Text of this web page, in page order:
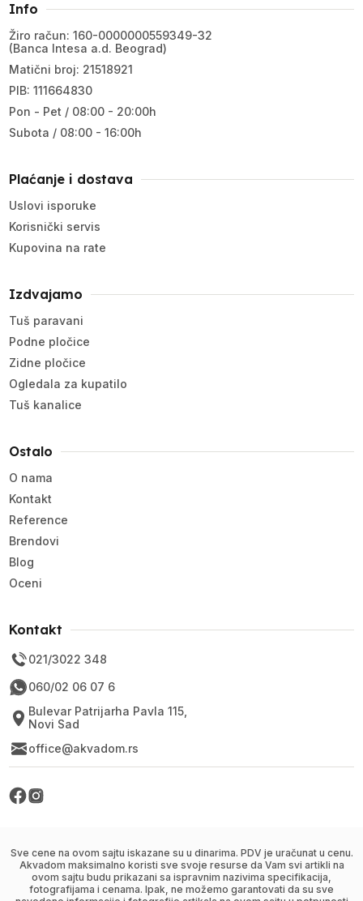
Info
Žiro račun: 160-0000000559349-32
(Banca Intesa a.d. Beograd)
Matični broj: 21518921
PIB: 111664830
Pon - Pet / 08:00 - 20:00h
Subota / 08:00 - 16:00h
Plaćanje i dostava
Uslovi isporuke
Korisnički servis
Kupovina na rate
Izdvajamo
Tuš paravani
Podne pločice
Zidne pločice
Ogledala za kupatilo
Tuš kanalice
Ostalo
O nama
Kontakt
Reference
Brendovi
Blog
Oceni
Kontakt
021/3022 348
060/02 06 07 6
Bulevar Patrijarha Pavla 115,
Novi Sad
office@akvadom.rs
Sve cene na ovom sajtu iskazane su u dinarima. PDV je uračunat u cenu.
Akvadom maksimalno koristi sve svoje resurse da Vam svi artikli na
ovom sajtu budu prikazani sa ispravnim nazivima specifikacija,
fotografijama i cenama. Ipak, ne možemo garantovati da su sve